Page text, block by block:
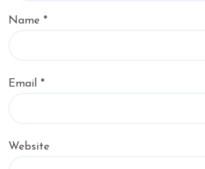
Name *
Email *
Website